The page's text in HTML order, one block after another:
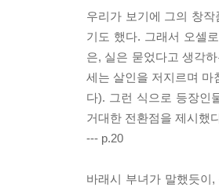
우리가 보기에 그의 창
기도 했다. 그래서 오셀
은, 실은 묻었다고 생각
세는 살인을 저지르며 마
다). 그런 식으로 등장인
거대한 전환점을 제시했
--- p.20
바래시 부녀가 말했듯이